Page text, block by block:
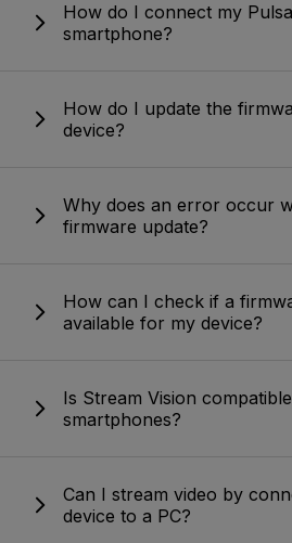
How do I connect my
smartphone?
How do I update the
device?
Why does an error occur
firmware update?
How can I check if a
available for my device?
Is Stream Vision
smartphones?
Can I stream video by
device to a PC?